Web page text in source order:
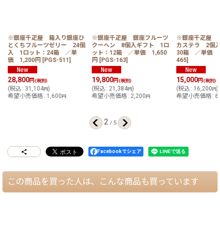
※銀座千疋屋 箱入り銀座ひ
とくちフルーツゼリー 24個
入 1ロット：24箱 ／単
価 1,200円 [PGS-511]
28,800円(税別)
(税込: 31,104円)
希望小売価格: 1,600円
※銀座千疋屋 銀座フルーツ
クーヘン 8個入ギフト 1ロ
ット：12箱 ／単価 1,650
円 [PGS-163]
19,800円(税別)
(税込: 21,384円)
希望小売価格: 2,200円
※銀座千疋屋
カステラ 2個
30箱 ／単価
465]
15,000円(税別)
(税込 : 16,200円)
希望小売価格 :
2 / 5
Facebookでシェア
この商品を買った人は、こんな商品も買っています